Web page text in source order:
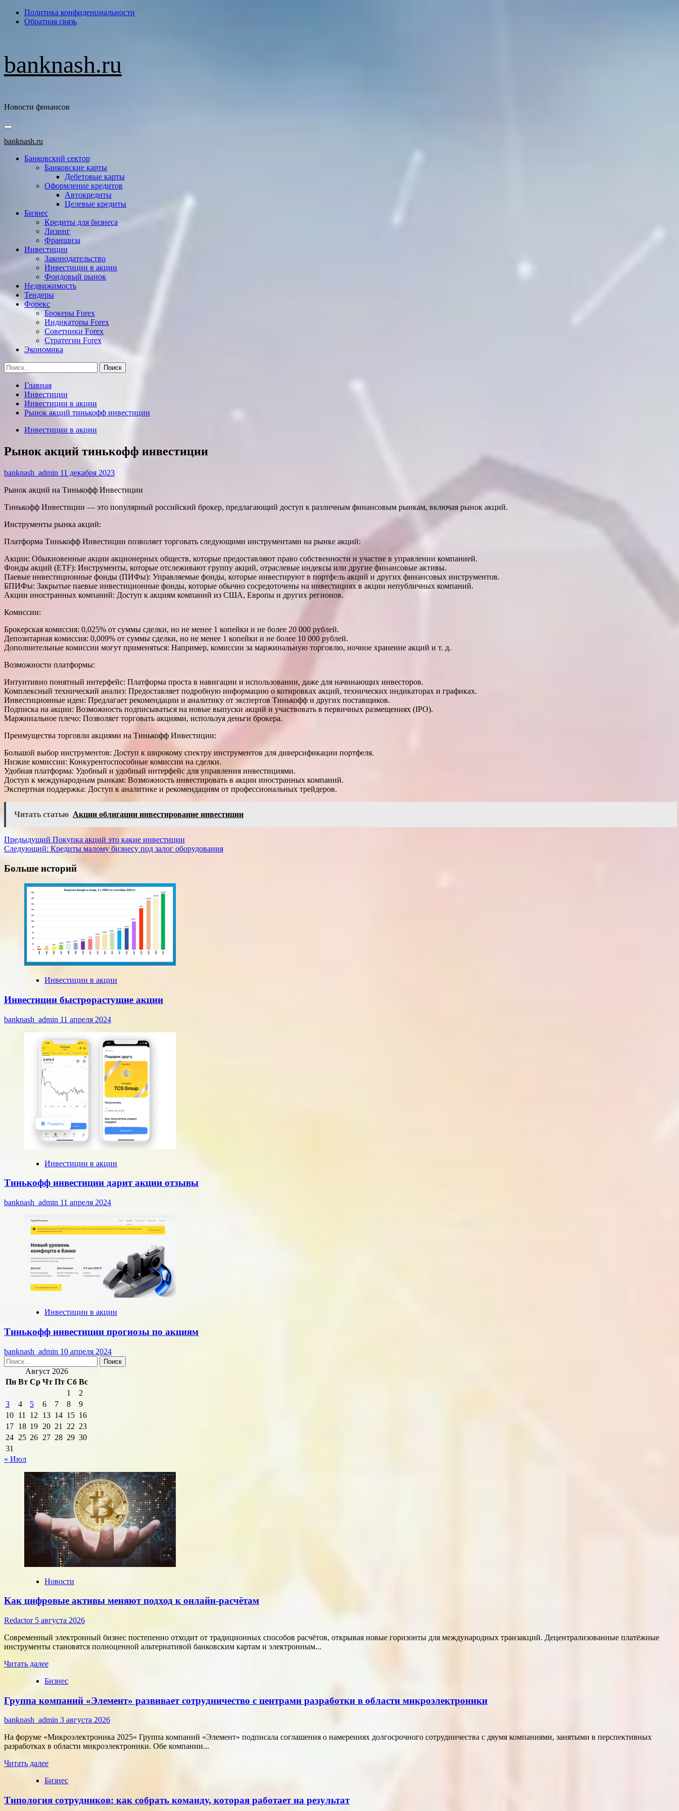
ПерейтиПолитика конфиденциальности
Обратная связь
banknash.ru
Новости финансов
Основное
меню
banknash.ru
Банковский сектор
Банковские карты
Дебетовые карты
Оформление кредитов
Автокредиты
Целевые кредиты
Бизнес
Кредиты для бизнеса
Лизинг
Франшиза
Инвестиции
Законодательство
Инвестиции в акции
Фондовый рынок
Недвижимость
Тендеры
Форекс
Брокеры Forex
Индикаторы Forex
Советники Forex
Стратегии Forex
Экономика
Найти:
Главная
Инвестиции
Инвестиции в акции
Рынок акций тинькофф инвестиции
Инвестиции в акции
Рынок акций тинькофф инвестиции
banknash_admin 11 декабря 2023
Рынок акций на Тинькофф Инвестиции
Тинькофф Инвестиции — это популярный российский брокер, предлагающий доступ к различным финансовым рынкам, включая рынок акций.
Инструменты рынка акций:
Платформа Тинькофф Инвестиции позволяет торговать следующими инструментами на рынке акций:
Акции: Обыкновенные акции акционерных обществ, которые предоставляют право собственности и участие в управлении компанией.
Фонды акций (ETF): Инструменты, которые отслеживают группу акций, отраслевые индексы или другие финансовые активы.
Паевые инвестиционные фонды (ПИФы): Управляемые фонды, которые инвестируют в портфель акций и других финансовых инструментов.
БПИФы: Закрытые паевые инвестиционные фонды, которые обычно сосредоточены на инвестициях в акции непубличных компаний.
Акции иностранных компаний: Доступ к акциям компаний из США, Европы и других регионов.
Комиссии:
Брокерская комиссия: 0,025% от суммы сделки, но не менее 1 копейки и не более 20 000 рублей.
Депозитарная комиссия: 0,009% от суммы сделки, но не менее 1 копейки и не более 10 000 рублей.
Дополнительные комиссии могут применяться: Например, комиссии за маржинальную торговлю, ночное хранение акций и т. д.
Возможности платформы:
Интуитивно понятный интерфейс: Платформа проста в навигации и использовании, даже для начинающих инвесторов.
Комплексный технический анализ: Предоставляет подробную информацию о котировках акций, технических индикаторах и графиках.
Инвестиционные идеи: Предлагает рекомендации и аналитику от экспертов Тинькофф и других поставщиков.
Подписка на акции: Возможность подписываться на новые выпуски акций и участвовать в первичных размещениях (IPO).
Маржинальное плечо: Позволяет торговать акциями, используя деньги брокера.
Преимущества торговли акциями на Тинькофф Инвестиции:
Большой выбор инструментов: Доступ к широкому спектру инструментов для диверсификации портфеля.
Низкие комиссии: Конкурентоспособные комиссии на сделки.
Удобная платформа: Удобный и удобный интерфейс для управления инвестициями.
Доступ к международным рынкам: Возможность инвестировать в акции иностранных компаний.
Экспертная поддержка: Доступ к аналитике и рекомендациям от профессиональных трейдеров.
Читать статью Акции облигации инвестирование инвестиции
Навигация
записи
Предыдущий Покупка акций это какие инвестиции
Следующий: Кредиты малому бизнесу под залог оборудования
Больше историй
Инвестиции в акции
Инвестиции быстрорастущие акции
banknash_admin 11 апреля 2024
Инвестиции в акции
Тинькофф инвестиции дарит акции отзывы
banknash_admin 11 апреля 2024
Инвестиции в акции
Тинькофф инвестиции прогнозы по акциям
banknash_admin 10 апреля 2024
Найти:
Август 2026
Пн Вт Ср Чт Пт Сб Вс
1
2
3
4 5 6 7 8
9
10 11 12 13 14 15 16
17 18 19 20 21 22 23
24 25 26 27 28 29 30
31
« Июл
Новости
Как цифровые активы меняют подход к онлайн-расчётам
Redactor 5 августа 2026
Современный электронный бизнес постепенно отходит от традиционных способов расчётов, открывая новые горизонты для международных транзакций. Децентрализованные платёжные
инструменты становятся полноценной альтернативой банковским картам и электронным...
Читать далееПрочитать
о
цифровые
меняют
к
онлайн-
Бизнес
Группа компаний «Элемент» развивает сотрудничество с центрами разработки в области микроэлектроники
banknash_admin 3 августа 2026
На форуме «Микроэлектроника 2025» Группа компаний «Элемент» подписала соглашения о намерениях долгосрочного сотрудничества с двумя компаниями, занятыми в перспективных
разработках в области микроэлектроники. Обе компании...
Читать далееПрочитать
о
компаний
«Элемент»
Бизнес
Типология сотрудников: как собрать команду, которая работает на результат